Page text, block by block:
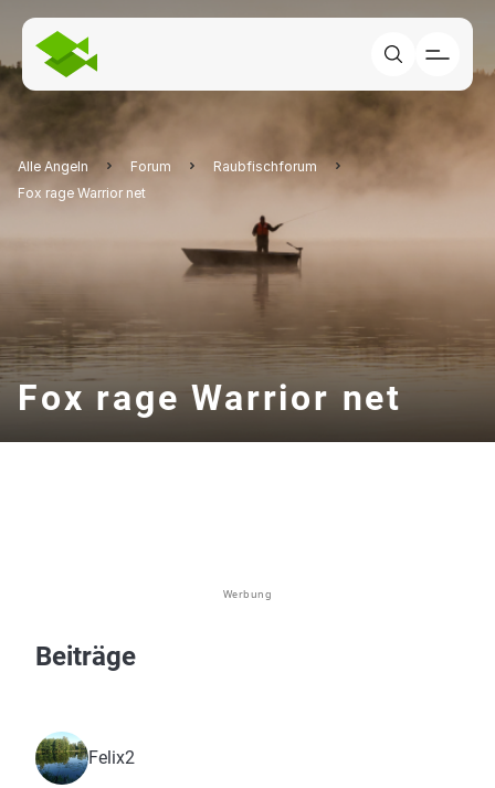
Alle Angeln Forum
Raubfischforum
Fox rage Warrior net
Fox rage Warrior net
Werbung
Beiträge
Felix2